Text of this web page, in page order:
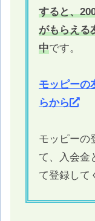
すると、
がもらえる
中です。
モッピーの
らから
モッピーの
て、入会金
て登録して